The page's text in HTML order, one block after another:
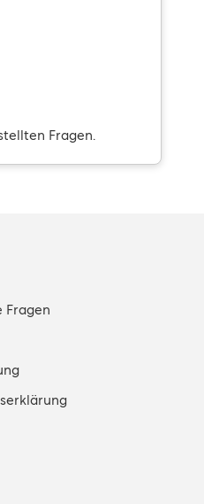
Fragen.
Fragen